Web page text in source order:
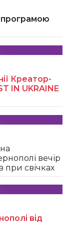
Креатор-
IN UKRAINE
вечір
при свічках
від